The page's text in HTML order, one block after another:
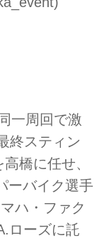
一周回で激
終スティン
橋に任せ、
ーバイク選手
ハ・ファク
ローズに託